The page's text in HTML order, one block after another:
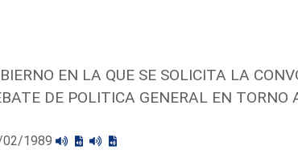
EN LA QUE SE SOLICITA LA
DE POLITICA GENERAL EN TORNO
02/1989